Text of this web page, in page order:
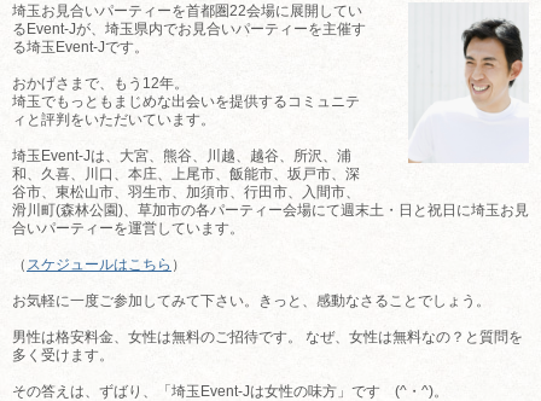
埼玉お見合いパーティーを首都圏22会場に展開してい
るEvent-Jが、埼玉県内でお見合いパーティーを主催す
る埼玉Event-Jです。
おかげさまで、もう12年。
埼玉でもっともまじめな出会いを提供するコミュニテ
ィと評判をいただいています。
埼玉Event-Jは、大宮、熊谷、川越、越谷、所沢、浦
和、久喜、川口、本庄、上尾市、飯能市、坂戸市、深
谷市、東松山市、羽生市、加須市、行田市、入間市、
滑川町(森林公園)、草加市の各パーティー会場にて週末土・日と祝日に埼玉お見
合いパーティーを運営しています。
（ スケジュールはこちら ）
お気軽に一度ご参加してみて下さい。きっと、感動なさることでしょう。
男性は格安料金、女性は無料のご招待です。 なぜ、女性は無料なの？と質問を
多く受けます。
その答えは、ずばり、「埼玉Event-Jは女性の味方」です (^・^)。